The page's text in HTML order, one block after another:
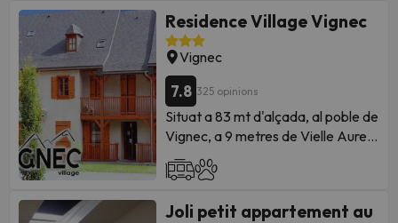
Residence Village Vignec
Vignec
7.8 325 opinions
Situat a 83 mt d'alçada, al poble de
Vignec, a 9 metres de Vielle Aure i
de St. Lary, a 1 km del telesfèric
(minibus gratuït), ia 8 metres de les
Vignec es compon de 48
Joli petit appartement au